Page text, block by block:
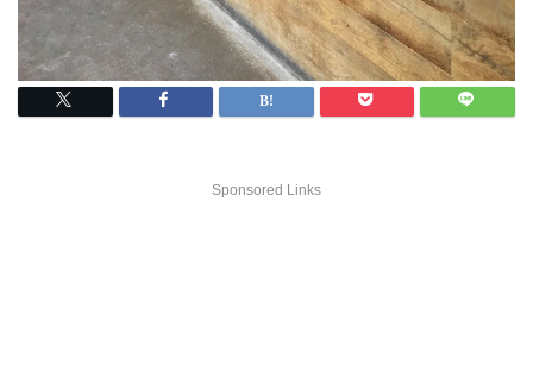
Sponsored Links